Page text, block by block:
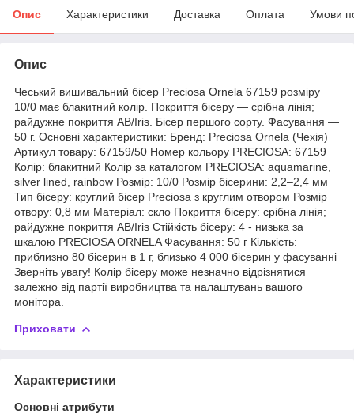
Опис Характеристики Доставка Оплата Умови
Опис
Чеський вишивальний бісер Preciosa Ornela 67159 розміру
10/0 має блакитний колір. Покриття бісеру — срібна лінія;
райдужне покриття AB/Iris. Бісер першого сорту. Фасування —
50 г. Основні характеристики: Бренд: Preciosa Ornela (Чехія)
Артикул товару: 67159/50 Номер кольору PRECIOSA: 67159
Колір: блакитний Колір за каталогом PRECIOSA: aquamarine,
silver lined, rainbow Розмір: 10/0 Розмір бісерини: 2,2–2,4 мм
Тип бісеру: круглий бісер Preciosa з круглим отвором Розмір
отвору: 0,8 мм Матеріал: скло Покриття бісеру: срібна лінія;
райдужне покриття AB/Iris Стійкість бісеру: 4 - низька за
шкалою PRECIOSA ORNELA Фасування: 50 г Кількість:
приблизно 80 бісерин в 1 г, близько 4 000 бісерин у фасуванні
Зверніть увагу! Колір бісеру може незначно відрізнятися
залежно від партії виробництва та налаштувань вашого
монітора.
Приховати
Характеристики
Основні атрибути